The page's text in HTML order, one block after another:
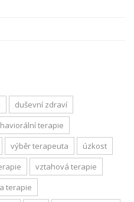
duševní zdraví
terapie
výběr terapeuta
úzkost
vztahová terapie
terapie